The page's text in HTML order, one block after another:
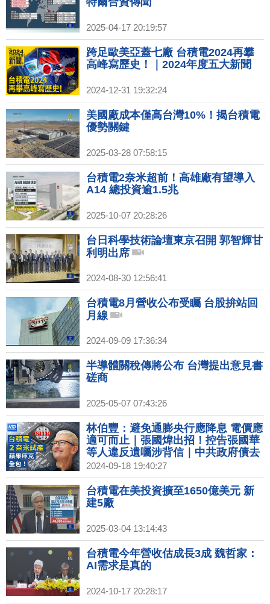
2025-04-17 20:19:57
跨足歐美亞蓋七廠 台積電2024再攀
高峰寫歷史！｜2024年度五大新聞
2024-12-31 19:32:24
美國廠成本僅高台灣10%！揭台積電
優勢關鍵
2025-03-28 07:58:15
台積電2奈米超前！高雄廠有望導入
A14 總投資逾1.5兆
2025-10-07 20:28:26
台日科學技術論壇東京召開 郭智輝甘
利明出席
2024-08-30 12:56:41
台積電8月營收公布受矚 台股拚站回
月線
2024-09-09 17:36:34
半導體關稅傳將公布 台灣提出意見書
磋商
2025-05-07 07:43:26
林伯豐：避免通膨央行應降息 電價應
適可而止｜張國煒出招！控告張國華
等人違反遺囑涉背信｜中共政府債去
年逾70兆 專家：債務將連環爆｜中國
製DUV生產65奈米晶片扯8奈米 遭打
臉
2024-09-18 19:40:27
台積電在美投資擴至1650億美元 新
建5廠
2025-03-04 13:14:43
台積電今年營收估成長3成 魏哲家：
AI需求是真的
2024-10-17 20:28:17